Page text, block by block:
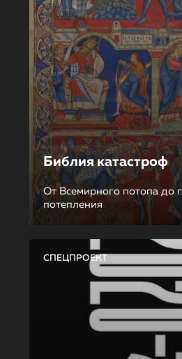
Библия катастроф
От Всемирного потопа до
потепления
СПЕЦПРОЕКТ